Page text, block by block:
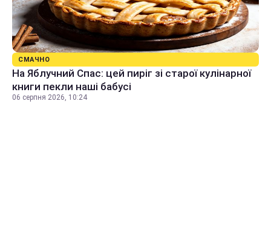
СМАЧНО
На Яблучний Спас: цей пиріг зі старої кулінарної
книги пекли наші бабусі
06 серпня 2026, 10:24